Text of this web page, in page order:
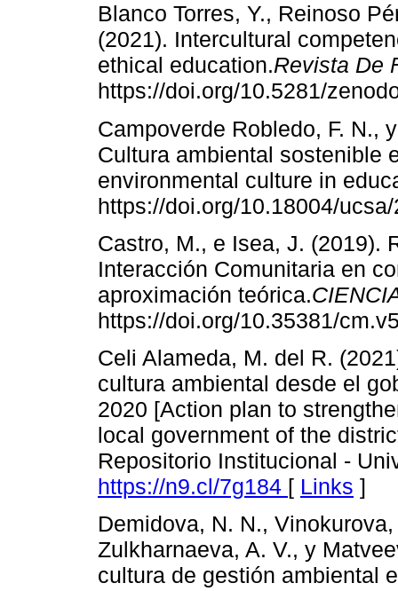
Blanco Torres, Y., Reinoso
(2021). Intercultural
ethical education.Revista De
https://doi.org/10.5281/
Campoverde Robledo, F. N.,
Cultura ambiental sostenible
environmental culture in
https://doi.org/10.18004/
Castro, M., e Isea, J. (2019).
Interacción Comunitaria en
aproximación teórica.
https://doi.org/10.35381/
Celi Alameda, M. del R.
cultura ambiental desde el
2020 [Action plan to
local government of the
Repositorio Institucional -
https://n9.cl/7g184 [ Links ]
Demidova, N. N.,
Zulkharnaeva, A. V., y
cultura de gestión ambiental